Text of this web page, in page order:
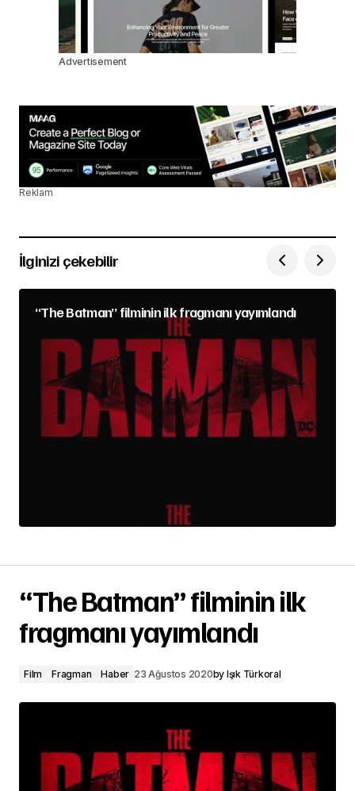
Advertisement
Reklam
İlginizi çekebilir
“The Batman” filminin ilk fragmanı yayımlandı
“The Batman” filminin ilk
fragmanı yayımlandı
Film Fragman Haber 23 Ağustos 2020by Işık Türkoral